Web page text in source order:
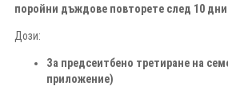
поройни дъждове повторете след 10
Дози:
За предсеитбено третиране на
приложение)